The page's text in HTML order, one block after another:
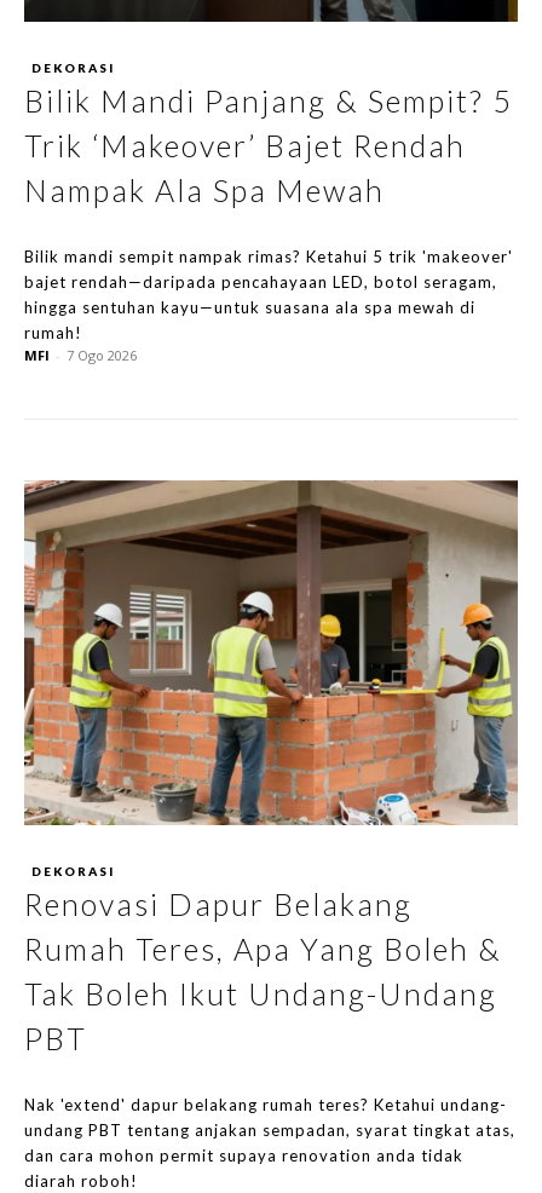
DEKORASI
Bilik Mandi Panjang & Sempit? 5
Trik ‘Makeover’ Bajet Rendah
Nampak Ala Spa Mewah
Bilik mandi sempit nampak rimas? Ketahui 5 trik 'makeover'
bajet rendah—daripada pencahayaan LED, botol seragam,
hingga sentuhan kayu—untuk suasana ala spa mewah di
rumah!
MFI - 7 Ogo 2026
DEKORASI
Renovasi Dapur Belakang
Rumah Teres, Apa Yang Boleh &
Tak Boleh Ikut Undang-Undang
PBT
Nak 'extend' dapur belakang rumah teres? Ketahui undang-
undang PBT tentang anjakan sempadan, syarat tingkat atas,
dan cara mohon permit supaya renovation anda tidak
diarah roboh!